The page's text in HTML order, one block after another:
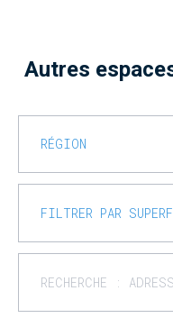
Autres
RÉGION
FILTRER PAR